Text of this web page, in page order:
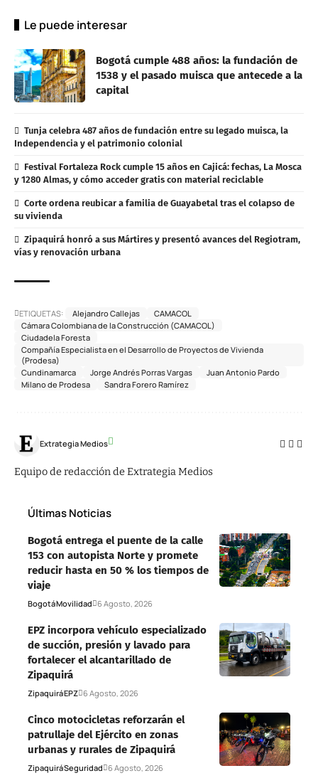
Le puede interesar
Bogotá cumple 488 años: la fundación de
1538 y el pasado muisca que antecede a la
capital
Tunja celebra 487 años de fundación entre su legado muisca, la
Independencia y el patrimonio colonial
Festival Fortaleza Rock cumple 15 años en Cajicá: fechas, La Mosca
y 1280 Almas, y cómo acceder gratis con material reciclable
Corte ordena reubicar a familia de Guayabetal tras el colapso de
su vivienda
Zipaquirá honró a sus Mártires y presentó avances del Regiotram,
vías y renovación urbana
ETIQUETAS: Alejandro Callejas
CAMACOL
Cámara Colombiana de la Construcción (CAMACOL)
Ciudadela Foresta
Compañía Especialista en el Desarrollo de Proyectos de Vivienda
(Prodesa)
Cundinamarca
Jorge Andrés Porras Vargas
Juan Antonio Pardo
Milano de Prodesa
Sandra Forero Ramírez
Extrategia Medios
Equipo de redacción de Extrategia Medios
Últimas Noticias
Bogotá entrega el puente de la calle
153 con autopista Norte y promete
reducir hasta en 50 % los tiempos de
viaje
BogotáMovilidad 6 Agosto, 2026
EPZ incorpora vehículo especializado
de succión, presión y lavado para
fortalecer el alcantarillado de
Zipaquirá
ZipaquiráEPZ 6 Agosto, 2026
Cinco motocicletas reforzarán el
patrullaje del Ejército en zonas
urbanas y rurales de Zipaquirá
ZipaquiráSeguridad 6 Agosto, 2026